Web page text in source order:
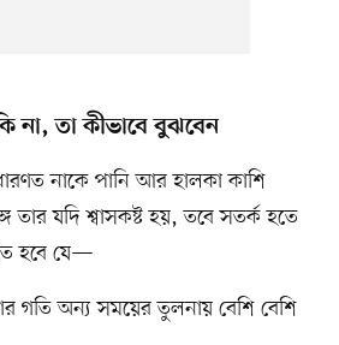
না, তা কীভাবে বুঝবেন
নাকে পানি আর হালকা কাশি
তার যদি শ্বাসকষ্ট হয়, তবে সতর্ক হতে
হবে যে—
গতি অন্য সময়ের তুলনায় বেশি বেশি